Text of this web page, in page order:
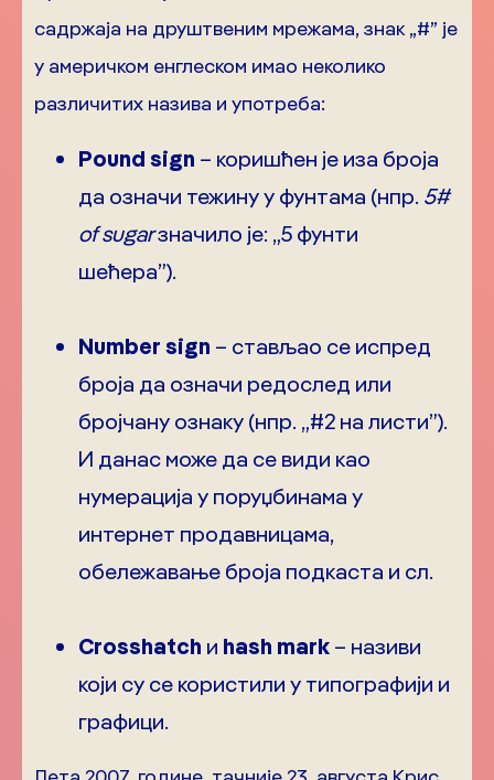
садржаја на друштвеним мрежама, знак „#” је
у америчком енглеском имао неколико
различитих назива и употреба:
Pound sign – коришћен је иза броја
да означи тежину у фунтама (нпр. 5#
of sugarзначило је: „5 фунти
шећера”).
Number sign – стављао се испред
броја да означи редослед или
бројчану ознаку (нпр. „#2 на листи”).
И данас може да се види као
нумерација у поруџбинама у
интернет продавницама,
обележавање броја подкаста и сл.
Crosshatch и hash mark – називи
који су се користили у типографији и
графици.